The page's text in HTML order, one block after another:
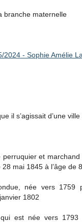
branche maternelle
il s’agissait d’une
et
mai 1845 à l’âge de
née vers 1759
1802
est née vers